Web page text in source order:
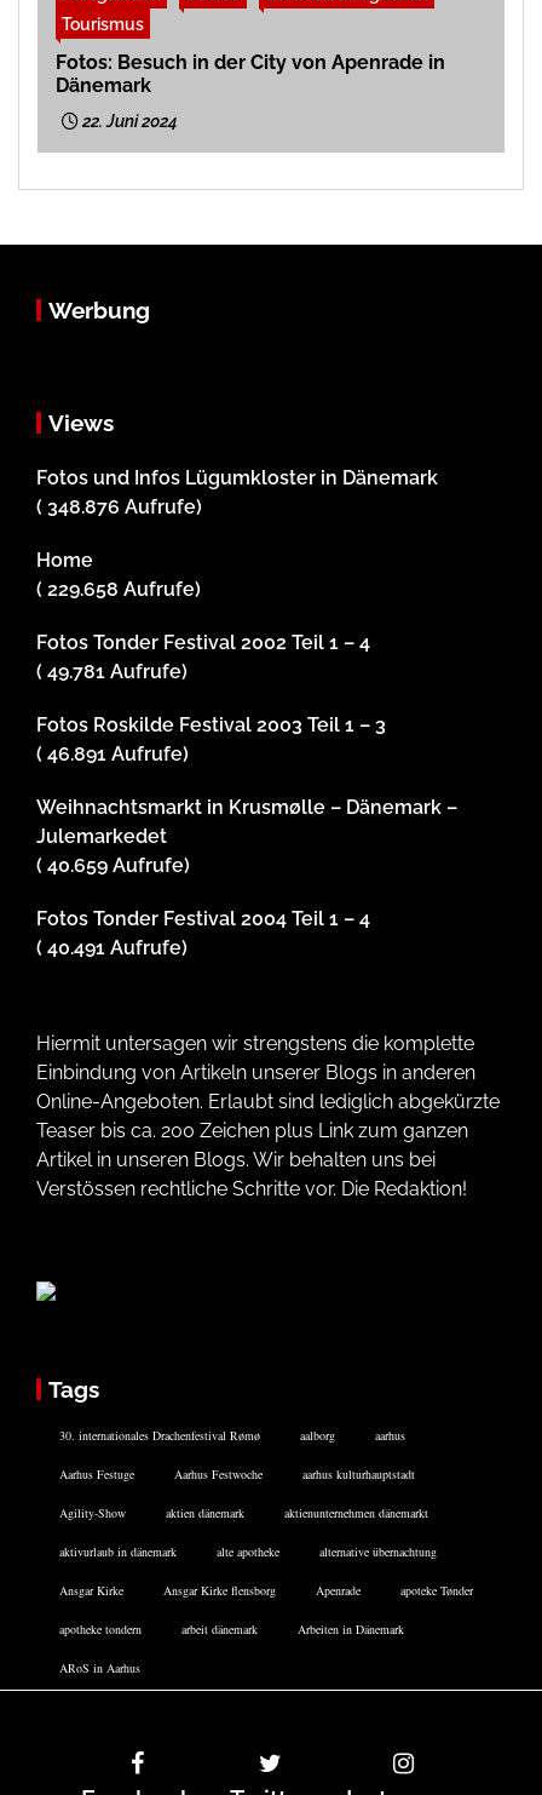
Tourismus
Fotos: Besuch in der City von Apenrade in
Dänemark
22. Juni 2024
Werbung
Views
Fotos und Infos Lügumkloster in Dänemark
( 348.876 Aufrufe)
Home
( 229.658 Aufrufe)
Fotos Tonder Festival 2002 Teil 1 – 4
( 49.781 Aufrufe)
Fotos Roskilde Festival 2003 Teil 1 – 3
( 46.891 Aufrufe)
Weihnachtsmarkt in Krusmølle – Dänemark –
Julemarkedet
( 40.659 Aufrufe)
Fotos Tonder Festival 2004 Teil 1 – 4
( 40.491 Aufrufe)
Hiermit untersagen wir strengstens die komplette
Einbindung von Artikeln unserer Blogs in anderen
Online-Angeboten. Erlaubt sind lediglich abgekürzte
Teaser bis ca. 200 Zeichen plus Link zum ganzen
Artikel in unseren Blogs. Wir behalten uns bei
Verstössen rechtliche Schritte vor. Die Redaktion!
Tags
30. internationales Drachenfestival Rømø aalborg aarhus
Aarhus Festuge Aarhus Festwoche aarhus kulturhauptstadt
Agility-Show aktien dänemark aktienunternehmen dänemarkt
aktivurlaub in dänemark alte apotheke alternative übernachtung
Ansgar Kirke Ansgar Kirke flensborg Apenrade apoteke Tønder
apotheke tondern arbeit dänemark Arbeiten in Dänemark
ARoS in Aarhus